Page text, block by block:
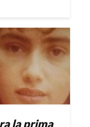
la prima